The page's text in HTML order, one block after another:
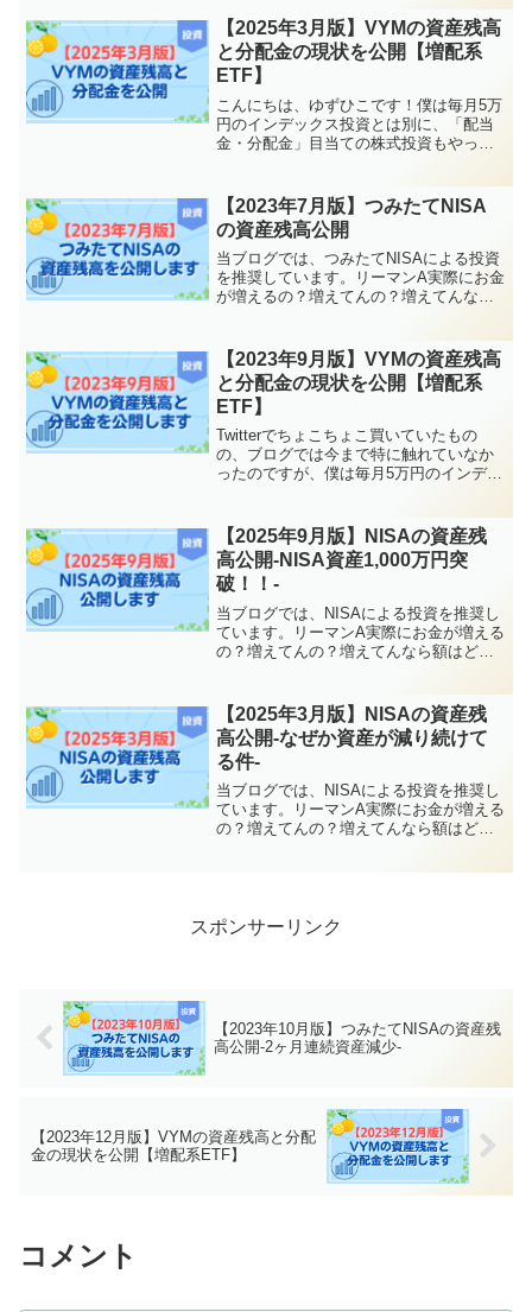
論、2024年12月末日時点の状況はこんな
感じで...
【2025年3月版】VYMの資産残高
と分配金の現状を公開【増配系
ETF】
こんにちは、ゆずひこです！僕は毎月5万
円のインデックス投資とは別に、「配当
金・分配金」目当ての株式投資もやって
カントリー）」や「eMAXIS Slim 米国...
【2023年7月版】つみたてNISA
の資産残高公開
当ブログでは、つみたてNISAによる投資
を推奨しています。リーマンA実際にお金
が増えるの？増えてんの？増えてんなら
ています^^結論、2023年7月末日時点の状
況はこ...
【2023年9月版】VYMの資産残高
と分配金の現状を公開【増配系
ETF】
Twitterでちょこちょこ買いていたもの
の、ブログでは今まで特に触れていなか
ったのですが、僕は毎月5万円のインデッ
中で「eMAXIS Slim 米国株式(S&P500...
【2025年9月版】NISAの資産残
高公開-NISA資産1,000万円突
破！！-
当ブログでは、NISAによる投資を推奨し
ています。リーマンA実際にお金が増える
の？増えてんの？増えてんなら額はどん
論、2025年9月末日時点の状況はこんな感
じです...
【2025年3月版】NISAの資産残
高公開-なぜか資産が減り続けて
る件-
当ブログでは、NISAによる投資を推奨し
ています。リーマンA実際にお金が増える
の？増えてんの？増えてんなら額はどん
スポンサーリンク
【2023年10月版】つみたてNISAの資産残
高公開-2ヶ月連続資産減少-
【2023年12月版】VYMの資産残高と分配
金の現状を公開【増配系ETF】
コメント